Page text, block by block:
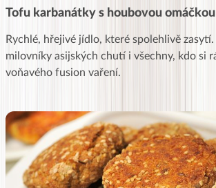
Tofu karbanátky s houbovou omáčkou
Rychlé, hřejivé jídlo, které spolehlivě
milovníky asijských chutí i všechny, kdo si
voňavého fusion vaření.